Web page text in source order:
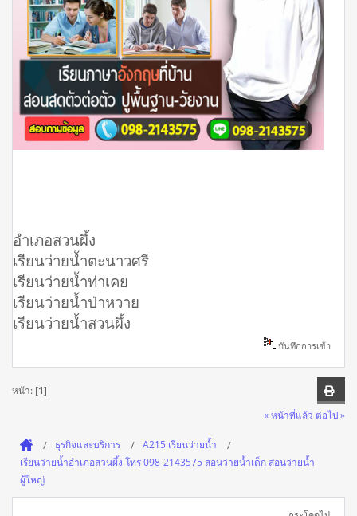
อำเภอสวนผึ้ง
เรียนว่ายน้ำตะนาวศรี
เรียนว่ายน้ำท่าเคย
เรียนว่ายน้ำป่าหวาย
เรียนว่ายน้ำสวนผึ้ง
บันทึกการเข้า
หน้า: [1]
« หน้าที่แล้ว ต่อไป »
ธุรกิจและบริการ
A215 เรียนว่ายน้ำ
เรียนว่ายน้ำอำเภอสวนผึ้ง โทร 098-2143575 สอนว่ายน้ำเด็ก สอนว่ายน้ำ
ผู้ใหญ่